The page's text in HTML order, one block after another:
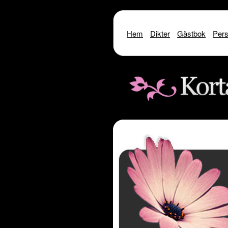
Warning: include() [function.include]: SSL
Warning
Warning
: include(http://
Warning : include() [
Hem Dikter Gästbok